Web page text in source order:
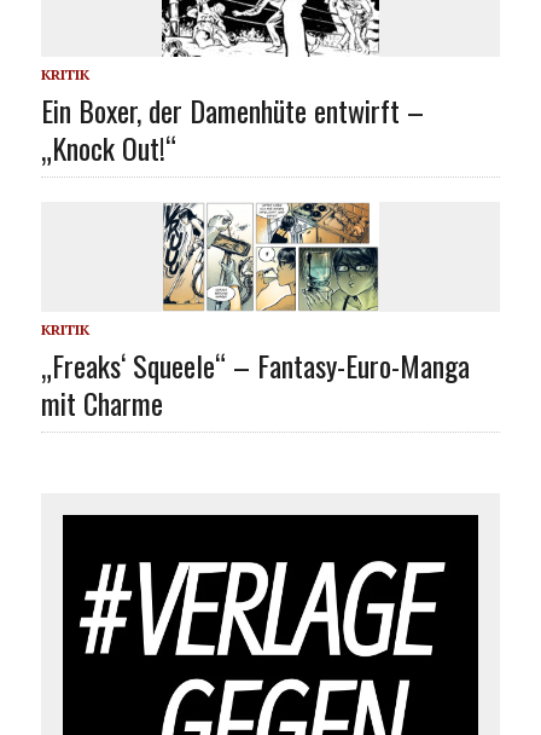
KRITIK
Ein Boxer, der Damenhüte entwirft –
„Knock Out!“
KRITIK
„Freaks‘ Squeele“ – Fantasy-Euro-Manga
mit Charme